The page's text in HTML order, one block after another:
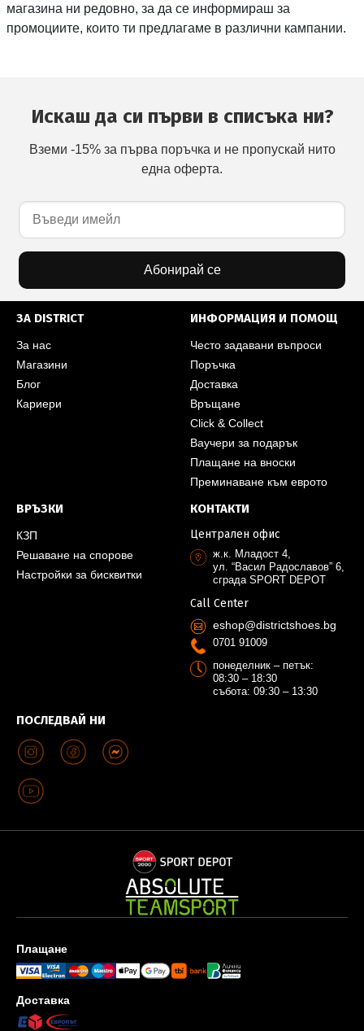
магазина ни редовно, за да се информираш за
промоциите, които ти предлагаме в различни кампании.
Искаш да си първи в списъка ни?
Вземи -15% за първа поръчка и не пропускай нито
една оферта.
Абонирай се
ЗА DISTRICT
За нас
Магазини
Блог
Кариери
ИНФОРМАЦИЯ И ПОМОЩ
Често задавани въпроси
Поръчка
Доставка
Връщане
Click & Collect
Ваучери за подарък
Плащане на вноски
Преминаване към еврото
ВРЪЗКИ
КЗП
Решаване на спорове
Настройки за бисквитки
ПОСЛЕДВАЙ НИ
КОНТАКТИ
Централен офис
ж.к. Младост 4,
ул. “Васил Радославов” 6,
сграда SPORT DEPOT
Call Center
eshop@districtshoes.bg
0701 91009
понеделник – петък:
08:30 – 18:30
събота: 09:30 – 13:30
Плащане
Доставка